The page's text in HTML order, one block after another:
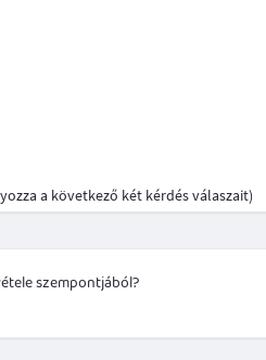
a következő két kérdés válaszait)
szempontjából?